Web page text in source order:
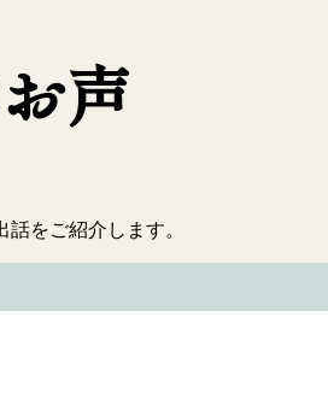
声
をご紹介します。